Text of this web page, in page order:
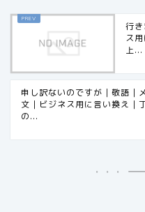
行
ス
上...
申し訳ないのですが｜敬語｜
文｜ビジネス用に言い換え｜
の...